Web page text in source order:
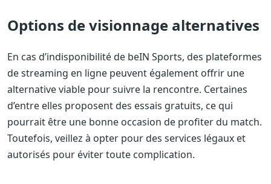
Options de visionnage alternatives
En cas d’indisponibilité de beIN Sports, des plateformes
de streaming en ligne peuvent également offrir une
alternative viable pour suivre la rencontre. Certaines
d’entre elles proposent des essais gratuits, ce qui
pourrait être une bonne occasion de profiter du match.
Toutefois, veillez à opter pour des services légaux et
autorisés pour éviter toute complication.